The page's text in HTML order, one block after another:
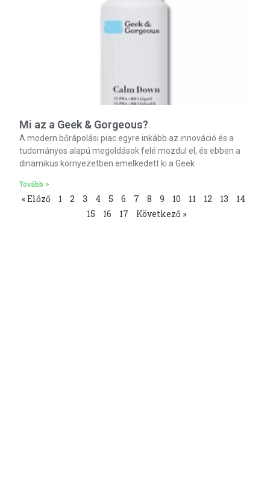
Mi az a Geek & Gorgeous?
A modern bőrápolási piac egyre inkább az innováció és a
tudományos alapú megoldások felé mozdul el, és ebben a
dinamikus környezetben emelkedett ki a Geek
Tovább >
« Előző 1 2 3 4 5 6 7 8 9 10 11 12 13
14
15
16 17 Következő »